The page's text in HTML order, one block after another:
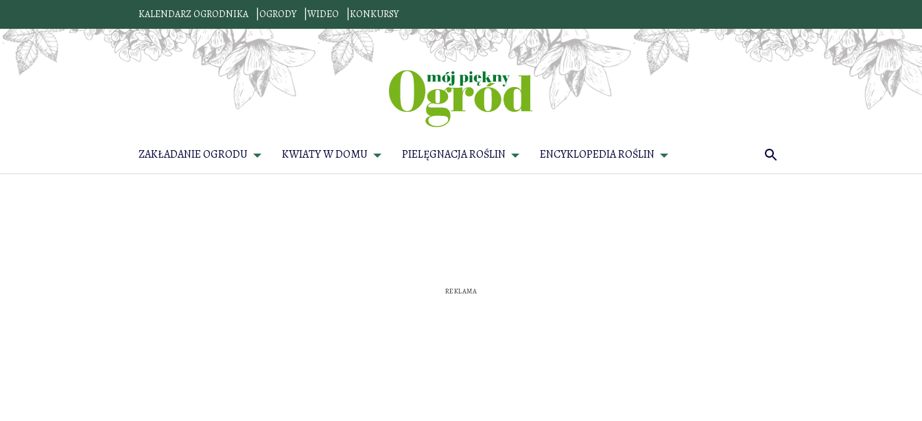
KALENDARZ OGRODNIKA OGRODY WIDEO KONKURSY
ZAKŁADANIE OGRODU KWIATY W DOMU PIELĘGNACJA ROŚLIN ENCYKLOPEDIA ROŚLIN